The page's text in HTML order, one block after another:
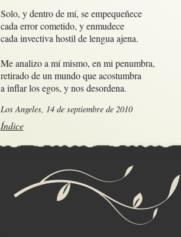
Solo, y dentro de mí, se empequeñece
cada error cometido, y enmudece
cada invectiva hostil de lengua ajena.
Me analizo a mí mismo, en mi penumbra,
retirado de un mundo que acostumbra
a inflar los egos, y nos desordena.
Los Angeles, 14 de septiembre de 2010
Índice